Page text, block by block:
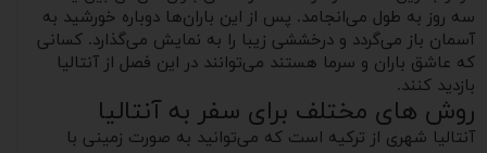
سه روز به طول می‌انجامد. پس از این باران‌ها دوباره خورشید به
آسمان باز می‌گردد و درخششی زیبا را به نمایش می‌گذارد. کسانی
که عاشق باران و سرما هستند می‌توانند در این فصل از آنتالیا
بازدید کنند.
روش های مختلف برای سفر به آنتالیا
آنتالیا شهری از ترکیه است که می‌توانید به صورت زمینی با